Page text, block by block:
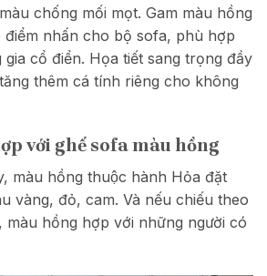
chống mối mọt. Gam màu hồng
điểm nhấn cho bộ sofa, phù hợp
cổ điển. Họa tiết sang trọng đầy
thêm cá tính riêng cho không
với ghế sofa màu hồng
màu hồng thuộc hành Hỏa đặt
vàng, đỏ, cam. Và nếu chiếu theo
màu hồng hợp với những người có